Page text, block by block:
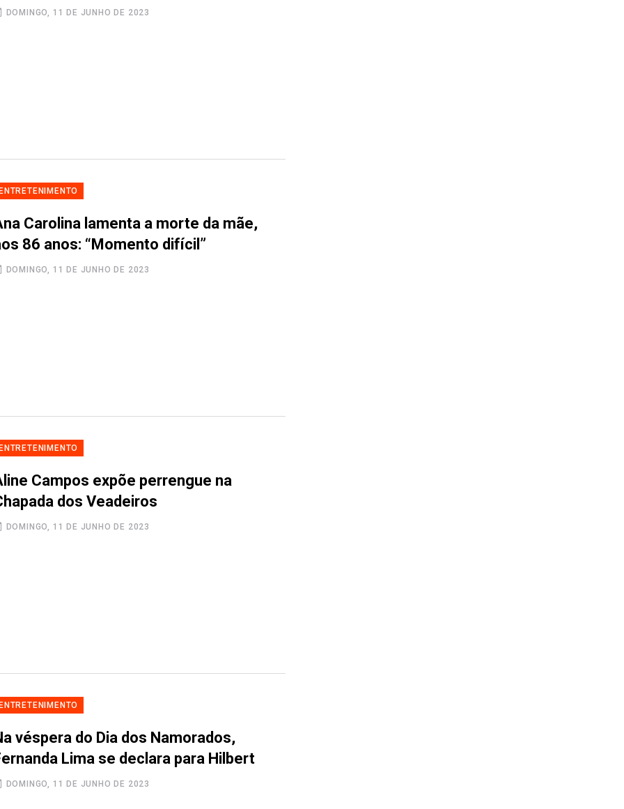
DOMINGO, 11 DE JUNHO DE 2023
Carolina lamenta a morte da mãe,
86 anos: “Momento difícil”
DOMINGO, 11 DE JUNHO DE 2023
Campos expõe perrengue na
dos Veadeiros
DOMINGO, 11 DE JUNHO DE 2023
véspera do Dia dos Namorados,
Lima se declara para Hilbert
DOMINGO, 11 DE JUNHO DE 2023